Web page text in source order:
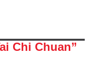
Chi Chuan”